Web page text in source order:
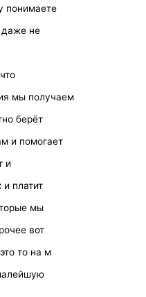
понимаете
даже не
мы получаем
берёт
и помогает
и
платит
мы
вот
то на м